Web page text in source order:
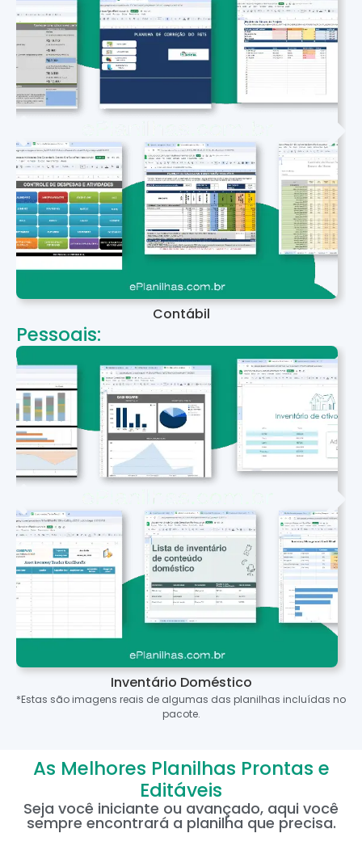
Contábil
Pessoais:
Inventário Doméstico
*Estas são imagens reais de algumas das planilhas incluídas no
pacote.
As Melhores Planilhas Prontas e
Editáveis
Seja você iniciante ou avançado, aqui você
sempre encontrará a planilha que precisa.